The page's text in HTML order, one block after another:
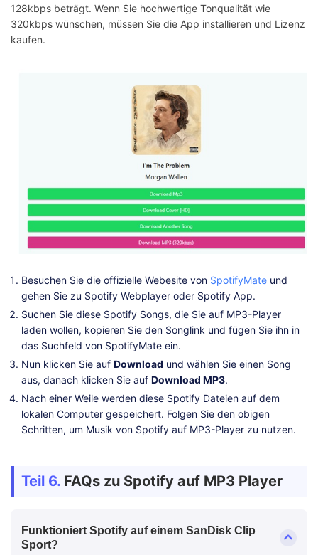
128kbps beträgt. Wenn Sie hochwertige Tonqualität wie
320kbps wünschen, müssen Sie die App installieren und Lizenz
kaufen.
Besuchen Sie die offizielle Webesite von SpotifyMate und
gehen Sie zu Spotify Webplayer oder Spotify App.
Suchen Sie diese Spotify Songs, die Sie auf MP3-Player
laden wollen, kopieren Sie den Songlink und fügen Sie ihn in
das Suchfeld von SpotifyMate ein.
Nun klicken Sie auf Download und wählen Sie einen Song
aus, danach klicken Sie auf Download MP3.
Nach einer Weile werden diese Spotify Dateien auf dem
lokalen Computer gespeichert. Folgen Sie den obigen
Schritten, um Musik von Spotify auf MP3-Player zu nutzen.
Teil 6. FAQs zu Spotify auf MP3 Player
Funktioniert Spotify auf einem SanDisk Clip
Sport?